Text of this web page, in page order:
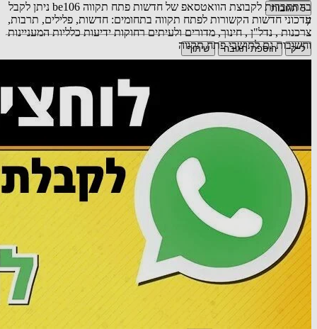
בהתחברות לקבוצת הוואטסאפ של חדשות פתח תקווה be106 ניתן לקבל
עדכוני חדשות הקשורות לפתח תקווה בתחומים: חדשות, פלילים, תרבות,
צרכנות , נדל"ן , חינוך, מדורים ולעיתים רחוקות ידיעות כלליות המעניינות
וחשובות גם לתושבי פתח תקווה
5תגובות
7
לייק הוספת תגובה שיתוף
אורח
תגובה
אורח
אשמח לקבל עדכונים לגיל השלישי
02.12.25 10:13